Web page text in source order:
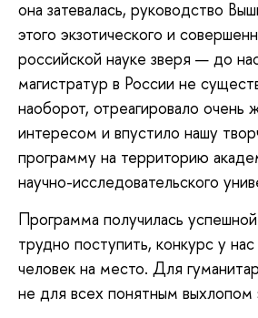
она затевалась, руководство
этого экзотического и
российской науке зверя — до
магистратур в России не
наоборот, отреагировало очень
интересом и впустило нашу
программу на территорию
научно-исследовательского
Программа получилась
трудно поступить, конкурс у
человек на место. Для
не для всех понятным выхлопом